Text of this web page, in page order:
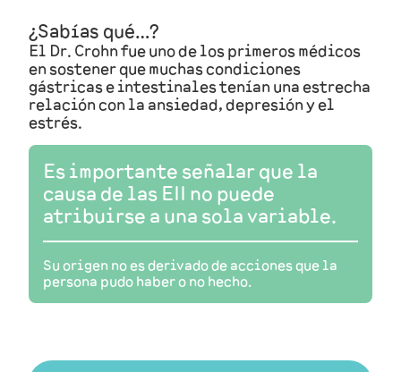
¿Sabías qué…?
El Dr. Crohn fue uno de los primeros médicos
en sostener que muchas condiciones
gástricas e intestinales tenían una estrecha
relación con la ansiedad, depresión y el
estrés.
Es importante señalar que la
causa de las EII no puede
atribuirse a una sola variable.
Su origen no es derivado de acciones que la
persona pudo haber o no hecho.